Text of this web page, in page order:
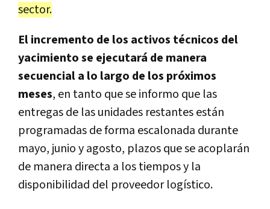
sector.
El incremento de los activos técnicos del
yacimiento se ejecutará de manera
secuencial a lo largo de los próximos
meses, en tanto que se informo que las
entregas de las unidades restantes están
programadas de forma escalonada durante
mayo, junio y agosto, plazos que se acoplarán
de manera directa a los tiempos y la
disponibilidad del proveedor logístico.